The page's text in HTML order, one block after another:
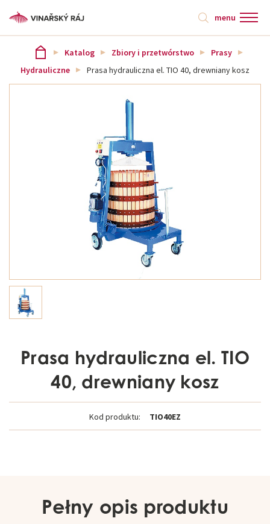
menu
Katalog Zbiory i przetwórstwo
Prasy
Hydrauliczne
Prasa hydrauliczna el. TIO 40, drewniany kosz
Prasa hydrauliczna el. TIO
40, drewniany kosz
Kod produktu: TIO40EZ
Pełny opis produktu